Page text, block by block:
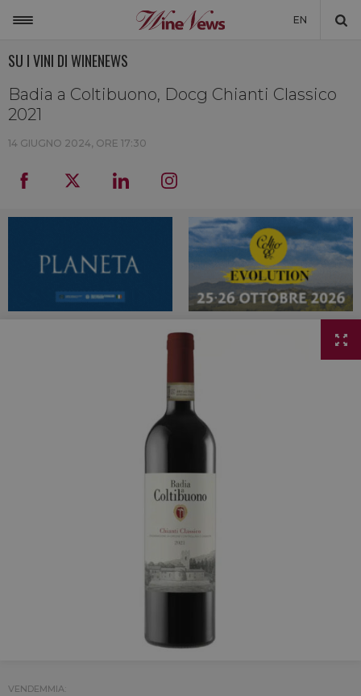
EN
MONDO
LA CANTINA DI WINENEWS
DICONO DI NOI
WINENEWS TV
SU I VINI DI WINENEWS
Badia a Coltibuono, Docg Chianti Classico
2021
14 GIUGNO 2024, ORE 17:30
VENDEMMIA: